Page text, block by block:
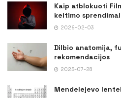
Kaip atblokuoti
keitimo sprendimai
2026-02-03
Dilbio anatomija,
rekomendacijos
2025-07-28
Mendelejevo